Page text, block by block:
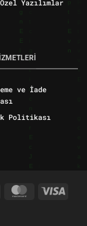
Yazılımlar
ve İade
Politikası
Credit
Card
MasterCard